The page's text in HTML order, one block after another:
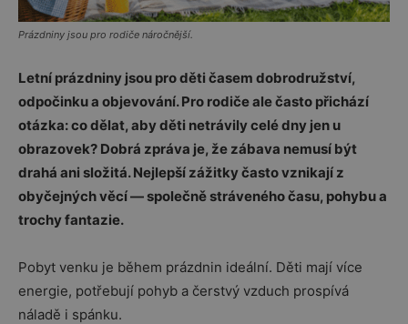
Prázdniny jsou pro rodiče náročnější.
Letní prázdniny jsou pro děti časem dobrodružství,
odpočinku a objevování. Pro rodiče ale často přichází
otázka: co dělat, aby děti netrávily celé dny jen u
obrazovek? Dobrá zpráva je, že zábava nemusí být
drahá ani složitá. Nejlepší zážitky často vznikají z
obyčejných věcí — společně stráveného času, pohybu a
trochy fantazie.
Pobyt venku je během prázdnin ideální. Děti mají více
energie, potřebují pohyb a čerstvý vzduch prospívá
náladě i spánku.